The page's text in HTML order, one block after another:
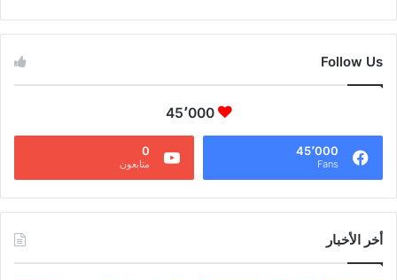
Follow Us
45٬000
45٬000
Fans
0
متابعون
أخر الأخبار